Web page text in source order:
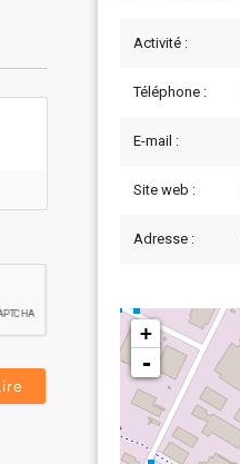
Activité :
Téléphone :
E-mail :
Site web :
Adresse :
+
-